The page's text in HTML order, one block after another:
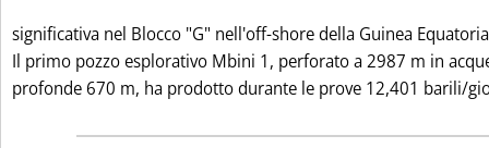
significativa nel Blocco "G" nell'off-shore della Guinea
Il primo pozzo esplorativo Mbini 1, perforato a 2987 m in
profonde 670 m, ha prodotto durante le prove 12,401 barili/